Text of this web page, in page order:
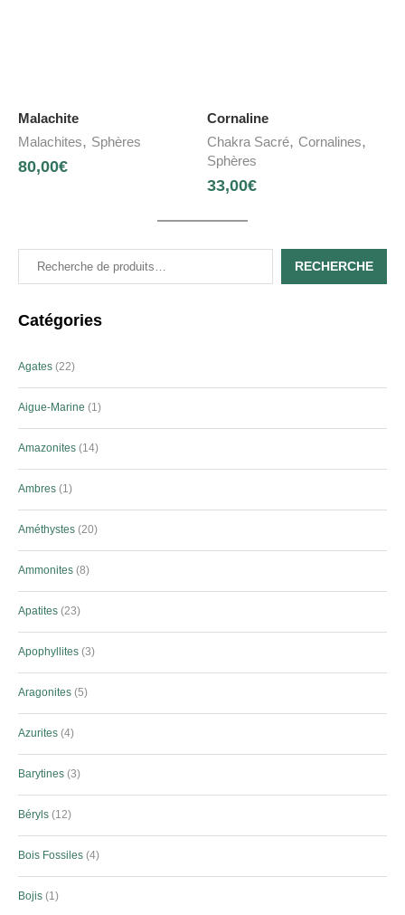
Malachite
Malachites, Sphères
80,00€
Cornaline
Chakra Sacré, Cornalines,
Sphères
33,00€
RECHERCHE
Catégories
Agates 22
Aigue-Marine 1
Amazonites 14
Ambres 1
Améthystes 20
Ammonites 8
Apatites 23
Apophyllites 3
Aragonites 5
Azurites 4
Barytines 3
Béryls 12
Bois Fossiles 4
Bojis 1